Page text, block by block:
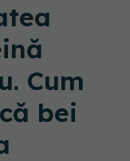
Cum
bei